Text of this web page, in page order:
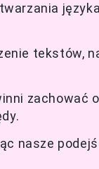
tekstów,
zachować
nasze